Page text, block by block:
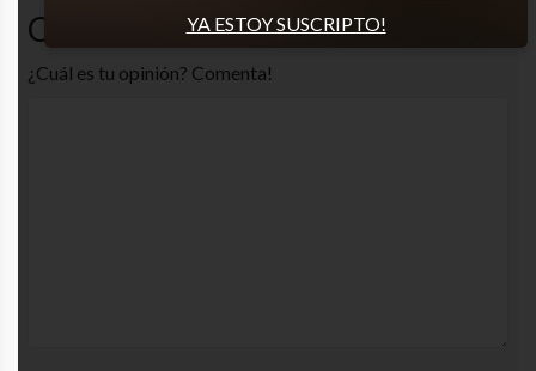
Comentarios
¿Cuál es tu opinión? Comenta!
YA ESTOY SUSCRIPTO!